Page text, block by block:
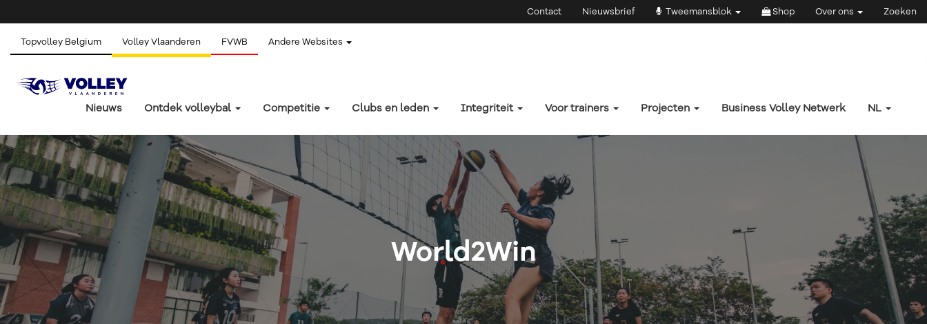
Contact Nieuwsbrief Tweemansblok Shop Over ons Zoeken
Topvolley Belgium Volley Vlaanderen FVWB Andere Websites
Nieuws Ontdek volleybal Competitie Clubs en leden Integriteit Voor trainers Projecten Business Volley Netwerk NL
World2Win